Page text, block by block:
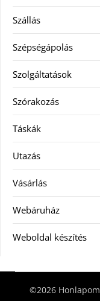
Szállás
Szépségápolás
Szolgáltatások
Szórakozás
Táskák
Utazás
Vásárlás
Webáruház
Weboldal készítés
©2026 Honlapom